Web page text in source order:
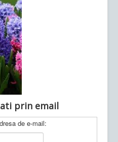
-
prin email
de e-mail: